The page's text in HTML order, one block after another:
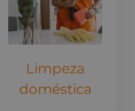
Limpeza
doméstica